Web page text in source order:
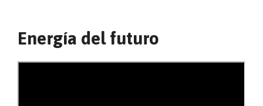
Energía del futuro